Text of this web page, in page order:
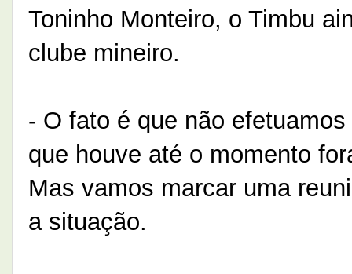
Toninho Monteiro, o Timbu
clube mineiro.
- O fato é que não
que houve até o momento
Mas vamos marcar uma
a situação.